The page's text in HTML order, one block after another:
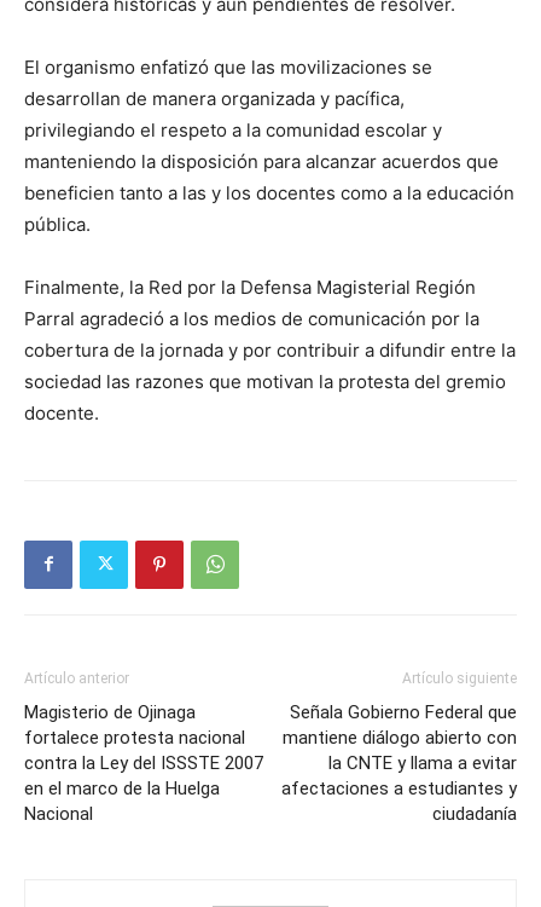
El organismo enfatizó que las movilizaciones se
desarrollan de manera organizada y pacífica,
privilegiando el respeto a la comunidad escolar y
manteniendo la disposición para alcanzar acuerdos que
beneficien tanto a las y los docentes como a la educación
pública.
Finalmente, la Red por la Defensa Magisterial Región
Parral agradeció a los medios de comunicación por la
cobertura de la jornada y por contribuir a difundir entre la
sociedad las razones que motivan la protesta del gremio
docente.
Artículo anterior
Magisterio de Ojinaga
fortalece protesta nacional
contra la Ley del ISSSTE 2007
en el marco de la Huelga
Nacional
Artículo siguiente
Señala Gobierno Federal que
mantiene diálogo abierto con
la CNTE y llama a evitar
afectaciones a estudiantes y
ciudadanía